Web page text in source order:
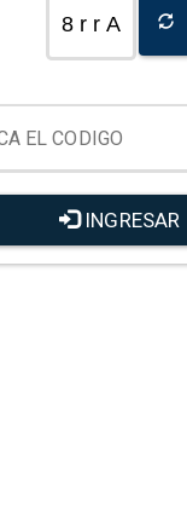
8 r r A
INGRESAR